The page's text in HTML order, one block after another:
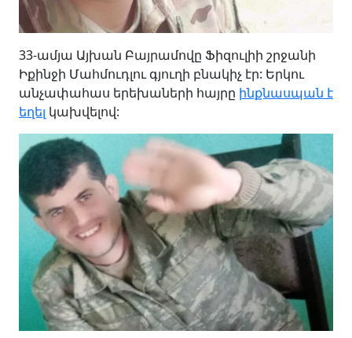
33-ամյա Այխան Բայրամովը Ֆիզուլիի շրջանի
Իքինջի Մահմուդլու գյուղի բնակիչ էր: Երկու
անչափահաս երեխաների հայրը ինքնասպան է
եղել կախվելով: